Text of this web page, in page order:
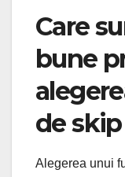
Care
bune
de
Alegerea unui